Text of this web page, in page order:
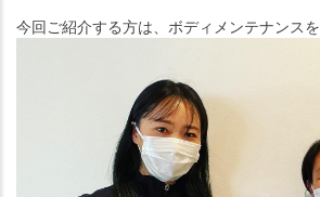
今回ご紹介する方は、ボディメンテナンス